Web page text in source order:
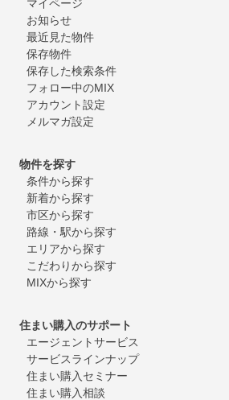
マイページ
お知らせ
最近見た物件
保存物件
保存した検索条件
フォロー中のMIX
アカウント設定
メルマガ設定
物件を探す
条件から探す
新着から探す
市区から探す
路線・駅から探す
エリアから探す
こだわりから探す
MIXから探す
住まい購入のサポート
エージェントサービス
サービスラインナップ
住まい購入セミナー
住まい購入相談